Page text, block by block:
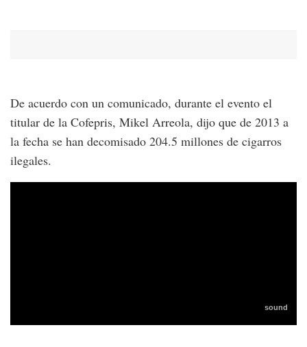
De acuerdo con un comunicado, durante el evento el
titular de la Cofepris, Mikel Arreola, dijo que de 2013 a
la fecha se han decomisado 204.5 millones de cigarros
ilegales.